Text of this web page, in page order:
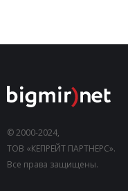
© 2000-2024,
ТОВ «КЕПРЕЙТ ПАРТНЕРС».
Все права защищены.